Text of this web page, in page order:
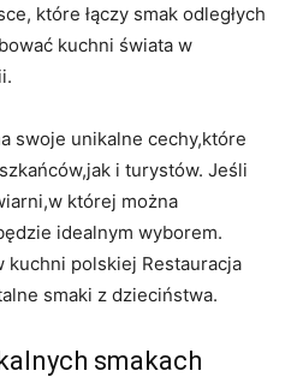
które łączy smak odległych
kuchni świata w
swoje unikalne cechy,które
i turystów. Jeśli
której można
idealnym wyborem.
kuchni polskiej Restauracja
smaki z dzieciństwa.
smakach